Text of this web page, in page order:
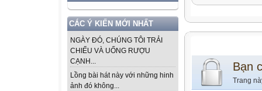
CÁC Ý KIẾN MỚI NHẤT
NGÀY ĐÓ, CHÚNG TÔI TRẢI
CHIẾU VÀ UỐNG RƯỢU
CẠNH...
Lồng bài hát này với những hinh
ảnh đó không...
Bạn
Trang